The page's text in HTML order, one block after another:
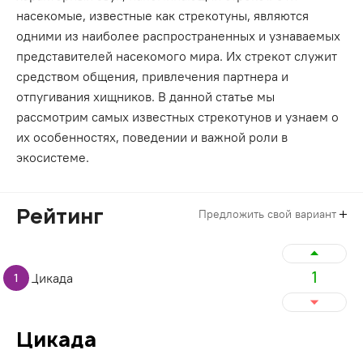
насекомые, известные как стрекотуны, являются
одними из наиболее распространенных и узнаваемых
представителей насекомого мира. Их стрекот служит
средством общения, привлечения партнера и
отпугивания хищников. В данной статье мы
рассмотрим самых известных стрекотунов и узнаем о
их особенностях, поведении и важной роли в
экосистеме.
Рейтинг Предложить свой вариант
1 1
Цикада